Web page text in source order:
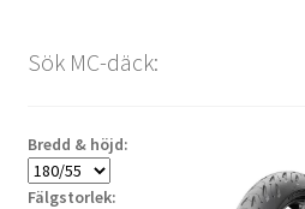
Sök MC-däck:
Bredd & höjd:
Fälgstorlek: